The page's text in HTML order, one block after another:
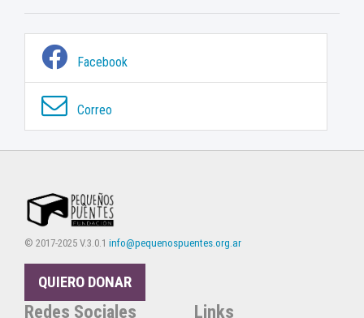
Facebook
Correo
© 2017-2025 V.3.0.1 info@pequenospuentes.org.ar
QUIERO DONAR
Redes Sociales Links